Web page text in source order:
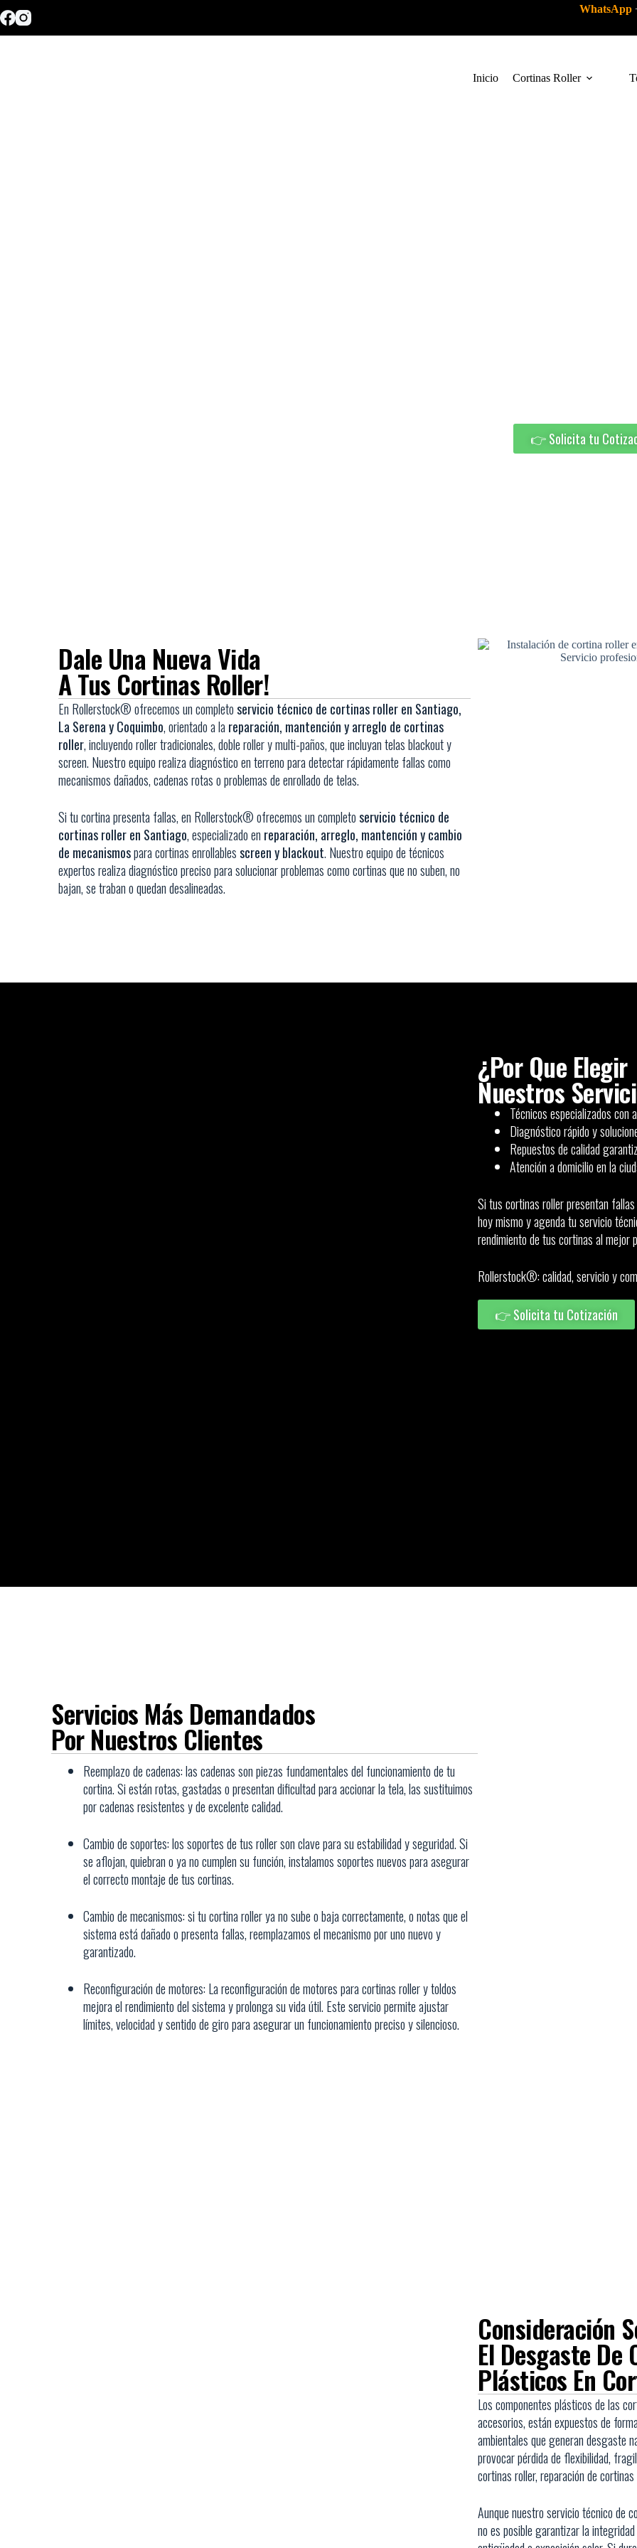
WhatsApp
Inicio Cortinas Roller
👉 Solicita tu
Dale Una Nueva Vida
A Tus Cortinas Roller!
En Rollerstock® ofrecemos un completoservicio técnico de cortinas roller en Santiago,
La Serena y Coquimbo, orientado a la reparación, mantención y arreglo de cortinas
roller, incluyendo roller tradicionales, doble roller y multi-paños, que incluyan telas blackout y
screen. Nuestro equipo realiza diagnóstico en terreno para detectar rápidamente fallas como
mecanismos dañados, cadenas rotas o problemas de enrollado de telas.
Si tu cortina presenta fallas, en Rollerstock® ofrecemos un completoservicio técnico de
cortinas roller en Santiago, especializado en reparación, arreglo, mantención y cambio
de mecanismospara cortinas enrollablesscreen y blackout. Nuestro equipo de técnicos
expertos realiza diagnóstico preciso para solucionar problemas como cortinas que no suben, no
bajan, se traban o quedan desalineadas.
¿Por Que Elegir
Nuestros
Técnicos especializados con
Diagnóstico rápido y
Repuestos de calidad
Atención a domicilio en la
Si tus cortinas roller presentan
hoy mismo y agenda tu servicio
rendimiento de tus cortinas al mejor
Rollerstock®: calidad, servicio y
👉 Solicita tu Cotización
Servicios Más Demandados
Por Nuestros Clientes
Reemplazo de cadenas: las cadenas son piezas fundamentales del funcionamiento de tu
cortina. Si están rotas, gastadas o presentan dificultad para accionar la tela, las sustituimos
por cadenas resistentes y de excelente calidad.
Cambio de soportes: los soportes de tus roller son clave para su estabilidad y seguridad. Si
se aflojan, quiebran o ya no cumplen su función, instalamos soportes nuevos para asegurar
el correcto montaje de tus cortinas.
Cambio de mecanismos: si tu cortina roller ya no sube o baja correctamente, o notas que el
sistema está dañado o presenta fallas, reemplazamos el mecanismo por uno nuevo y
garantizado.
Reconfiguración de motores: La reconfiguración de motores para cortinas roller y toldos
mejora el rendimiento del sistema y prolonga su vida útil. Este servicio permite ajustar
límites, velocidad y sentido de giro para asegurar un funcionamiento preciso y silencioso.
Consideración
El Desgaste De
Plásticos En
Los componentes plásticos de las
accesorios, están expuestos de
ambientales que generan desgaste
provocar pérdida de flexibilidad,
cortinas roller, reparación de
Aunque nuestro servicio técnico de
no es posible garantizar la